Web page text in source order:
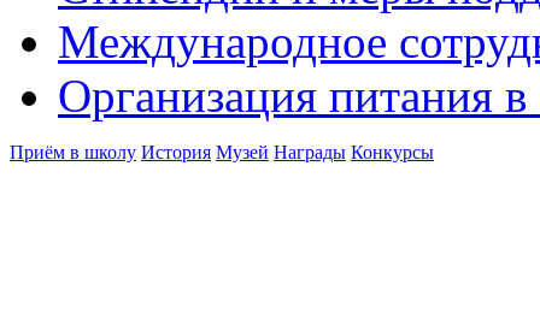
Международное
Организация питания в
Приём в школу История Музей Награды Конкурсы